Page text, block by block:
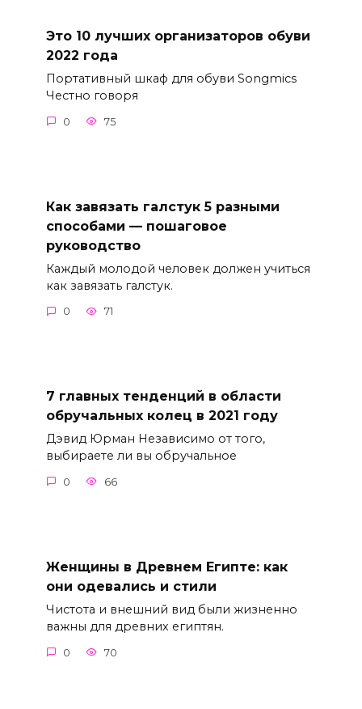
Это 10 лучших организаторов обуви
2022 года
Портативный шкаф для обуви Songmics
Честно говоря
0 75
Как завязать галстук 5 разными
способами — пошаговое
руководство
Каждый молодой человек должен учиться
как завязать галстук.
0 71
7 главных тенденций в области
обручальных колец в 2021 году
Дэвид Юрман Независимо от того,
выбираете ли вы обручальное
0 66
Женщины в Древнем Египте: как
они одевались и стили
Чистота и внешний вид были жизненно
важны для древних египтян.
0 70